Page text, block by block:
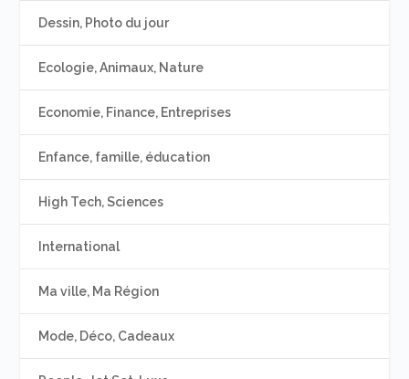
Dessin, Photo du jour
Ecologie, Animaux, Nature
Economie, Finance, Entreprises
Enfance, famille, éducation
High Tech, Sciences
International
Ma ville, Ma Région
Mode, Déco, Cadeaux